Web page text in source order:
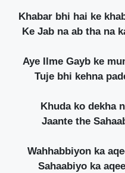
Khabar bhi hai ke
Ke Jab na ab tha na
Aye Ilme Gayb ke
Tuje bhi kehna
Khuda ko dekha
Jaante the
Wahhabbiyon ka
Sahaabiyo ka